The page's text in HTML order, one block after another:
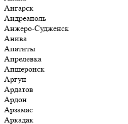
Ангарск
Андреаполь
Анжеро-Судженск
Анива
Апатиты
Апрелевка
Апшеронск
Аргун
Ардатов
Ардон
Арзамас
Аркадак